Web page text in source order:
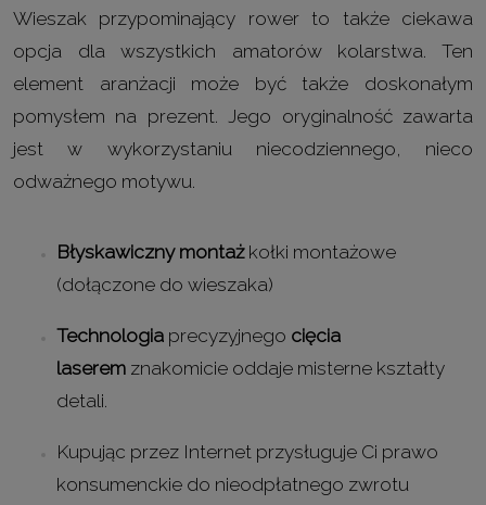
Wieszak przypominający rower to także ciekawa
opcja dla wszystkich amatorów kolarstwa. Ten
element aranżacji może być także doskonałym
pomysłem na prezent. Jego oryginalność zawarta
jest w wykorzystaniu niecodziennego, nieco
odważnego motywu.
Błyskawiczny montażkołki montażowe
(dołączone do wieszaka)
Technologia precyzyjnego cięcia
laserem znakomicie oddaje misterne kształty
detali.
Kupując przez Internet przysługuje Ci prawo
konsumenckie do nieodpłatnego zwrotu